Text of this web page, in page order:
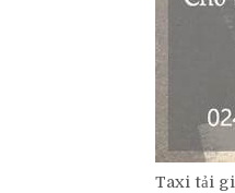
Taxi tải